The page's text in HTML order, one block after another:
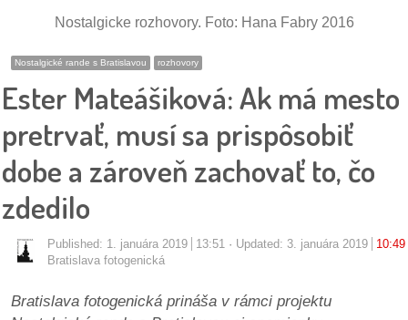
Historický
zákony
mestské
Nostalgicke rozhovory. Foto: Hana Fabry 2016
Nostalgické rande s Bratislavou rozhovory
Ester Mateášiková: Ak má mesto
pretrvať, musí sa prispôsobiť
dobe a zároveň zachovať to, čo
zdedilo
Published: 1. januára 2019 13:51 Updated: 3. januára 2019
10:49
Bratislava fotogenická
Bratislava fotogenická prináša v rámci projektu